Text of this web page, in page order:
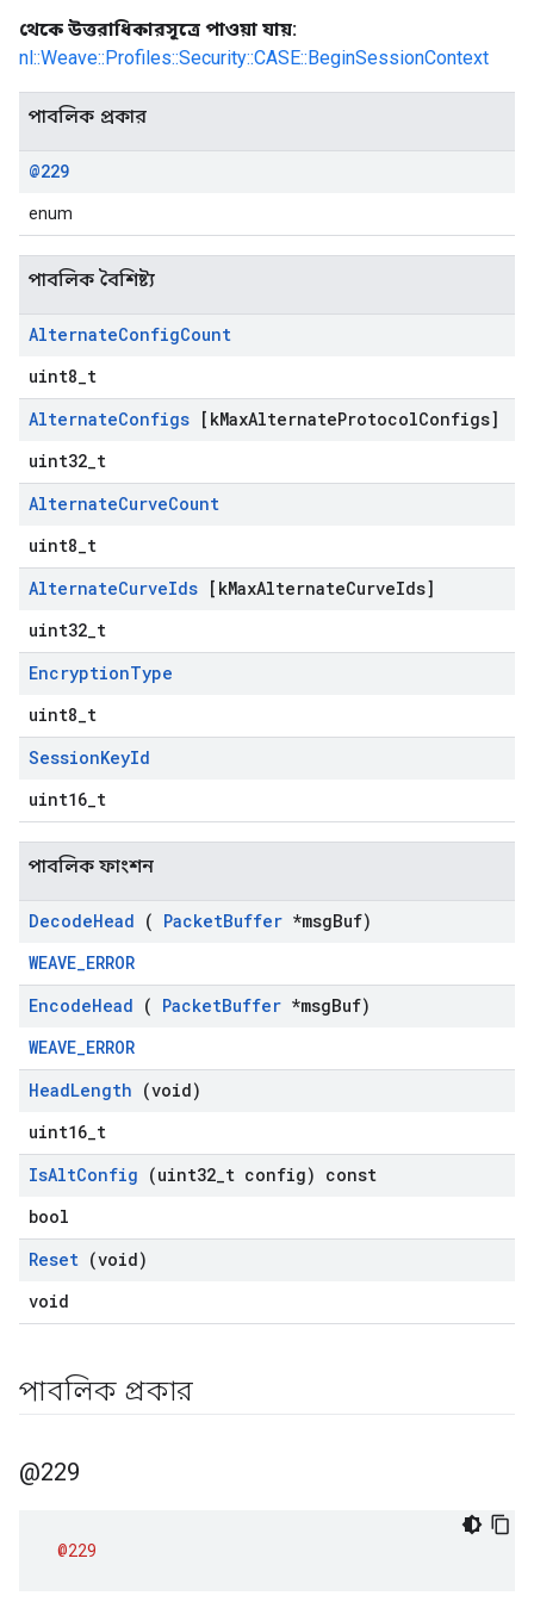
থেকে উত্তরাধিকারসূত্রে পাওয়া যায়:
nl::Weave::Profiles::Security::CASE::BeginSessionContext
পাবলিক প্রকার
@229
enum
পাবলিক বৈশিষ্ট্য
AlternateConfigCount
uint8_t
AlternateConfigs [kMaxAlternateProtocolConfigs]
uint32_t
AlternateCurveCount
uint8_t
AlternateCurveIds [kMaxAlternateCurveIds]
uint32_t
EncryptionType
uint8_t
SessionKeyId
uint16_t
পাবলিক ফাংশন
DecodeHead ( PacketBuffer *msgBuf)
WEAVE_ERROR
EncodeHead ( PacketBuffer *msgBuf)
WEAVE_ERROR
HeadLength (void)
uint16_t
IsAltConfig (uint32 t config) const
bool
Reset (void)
void
পাবলিক প্রকার
@229
@229